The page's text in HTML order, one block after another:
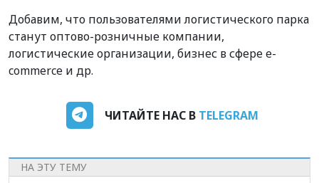
Добавим, что пользователями логистического парка
станут оптово-розничные компании,
логистические организации, бизнес в сфере e-
commerce и др.
ЧИТАЙТЕ НАС В TELEGRAM
НА ЭТУ ТЕМУ